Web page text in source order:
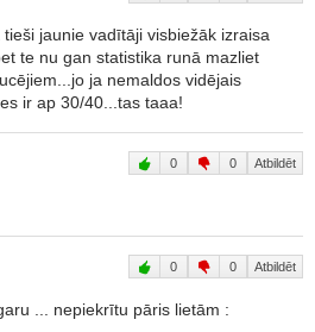
jaunie vadītāji visbiežāk izraisa
te nu gan statistika runā mazliet
ja nemaldos vidējais
ir ap 30/40...tas taaa!
0 0 Atbildēt
0 0 Atbildēt
... nepiekrītu pāris lietām :